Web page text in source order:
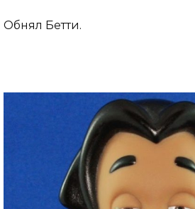
Обнял Бетти.